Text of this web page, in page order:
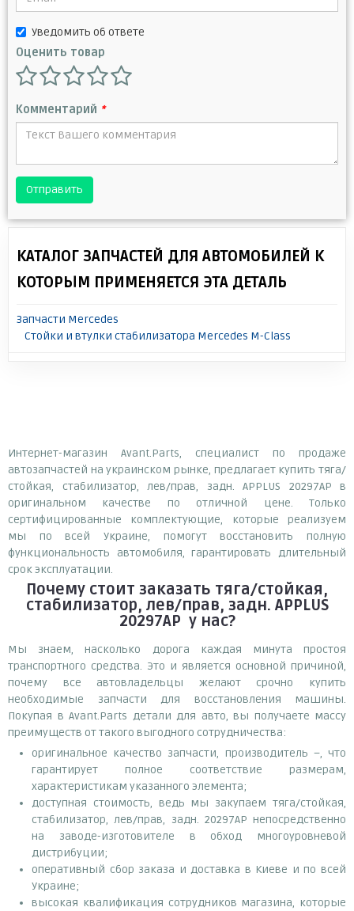
Уведомить об ответе
Оценить товар
Комментарий *
Отправить
КАТАЛОГ ЗАПЧАСТЕЙ ДЛЯ АВТОМОБИЛЕЙ К
КОТОРЫМ ПРИМЕНЯЕТСЯ ЭТА ДЕТАЛЬ
Запчасти Mercedes
Стойки и втулки стабилизатора Mercedes M-Class
Интернет-магазин Avant.Parts, специалист по продаже
автозапчастей на украинском рынке, предлагает купить тяга/
стойкая, стабилизатор, лев/прав, задн. APPLUS 20297AP в
оригинальном качестве по отличной цене. Только
сертифицированные комплектующие, которые реализуем
мы по всей Украине, помогут восстановить полную
функциональность автомобиля, гарантировать длительный
срок эксплуатации.
Почему стоит заказать тяга/стойкая,
стабилизатор, лев/прав, задн. APPLUS
20297AP у нас?
Мы знаем, насколько дорога каждая минута простоя
транспортного средства. Это и является основной причиной,
почему все автовладельцы желают срочно купить
необходимые запчасти для восстановления машины.
Покупая в Avant.Parts детали для авто, вы получаете массу
преимуществ от такого выгодного сотрудничества:
оригинальное качество запчасти, производитель –, что
гарантирует полное соответствие размерам,
характеристикам указанного элемента;
доступная стоимость, ведь мы закупаем тяга/стойкая,
стабилизатор, лев/прав, задн. 20297AP непосредственно
на заводе-изготовителе в обход многоуровневой
дистрибуции;
оперативный сбор заказа и доставка в Киеве и по всей
Украине;
высокая квалификация сотрудников магазина, которые